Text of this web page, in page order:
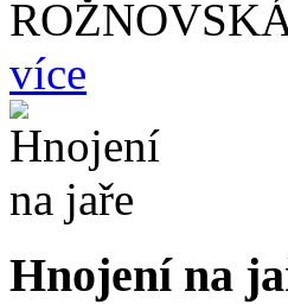
více
Hnojení na